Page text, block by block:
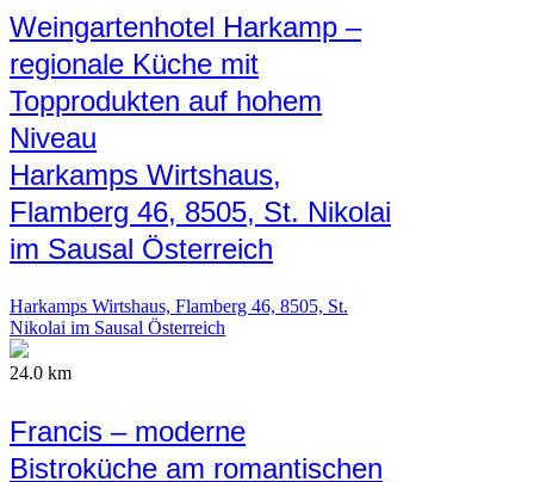
Weingartenhotel Harkamp –
regionale Küche mit
Topprodukten auf hohem
Niveau
Harkamps Wirtshaus,
Flamberg 46, 8505, St. Nikolai
im Sausal Österreich
Harkamps Wirtshaus, Flamberg 46, 8505, St.
Nikolai im Sausal Österreich
24.0 km
Francis – moderne
Bistroküche am romantischen